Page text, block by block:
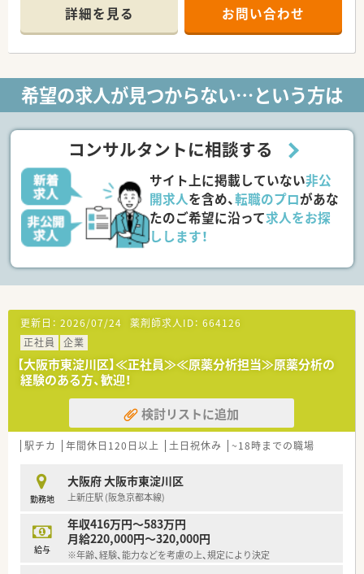
広域の処方箋も応需しています。
■1日平均100枚から120枚の処方箋を、薬剤師6名（常勤3名）と
事務3名の体制で対応します。
■今回はスタッフの退職に伴う欠員補充のため、即戦力となる正
社員薬剤師を1名急募しています。
■調剤経験をお持ちで、50代前半までの方の応募をお待ちして
場で協調性を持って働ける方を求めています。
【法人特徴について】
■大阪市東淀川区で1店舗のみを経営しており、地域に根ざした
運営を行っています。
■地域の方々に親しまれ、何でも相談していただけるような「か
かりつけ薬局」を目指しています。
からの処方箋も積極的に受け付けています。
詳細を見る お問い合わせ
希望の求人が見つからない…という方は
コンサルタントに相談する
サイト上に掲載していない非公
開求人を含め、転職のプロがあな
たのご希望に沿って求人をお探
しします！
更新日： 2026/07/24 薬剤師求人ID： 664126
正社員
企業
【大阪市東淀川区】≪正社員≫≪原薬分析担当≫原薬分析の
経験のある方、歓迎！
検討リストに追加
駅チカ 年間休日120日以上 土日祝休み ~18時までの職場
勤務地
大阪府 大阪市東淀川区
上新庄駅 (阪急京都本線)
給与
年収416万円～583万円
月給220,000円～320,000円
※年齢、経験、能力などを考慮の上、規定により決定